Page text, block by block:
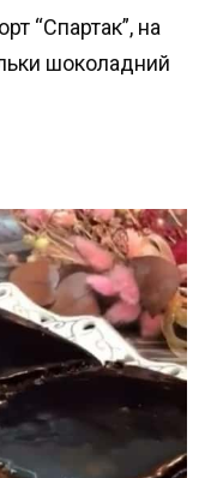
“Спартак”, на
шоколадний